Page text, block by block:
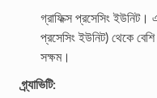
গ্রাফিক্স প্রসেসিং ইউনিট।
প্রসেসিং ইউনিট) থেকে
সক্ষম।
গ্র্যাভিটি: